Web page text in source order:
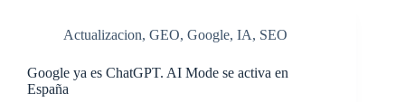
Actualizacion, GEO, Google, IA, SEO
Google ya es ChatGPT. AI Mode se activa en
España